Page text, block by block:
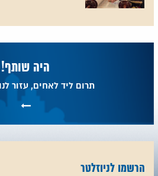
היה שותף!
תרום ליד לאחים, עזור
הרשמו לניוזלטר